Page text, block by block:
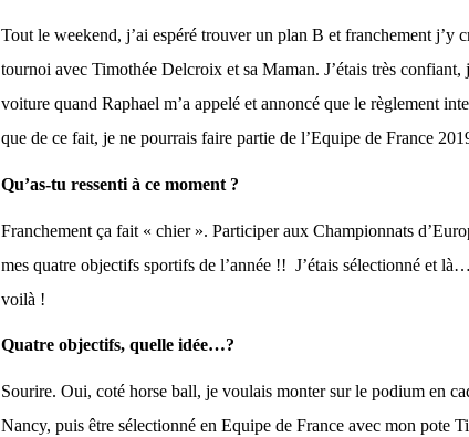
Tout le weekend, j’ai espéré trouver un plan B et franchement j’y
tournoi avec Timothée Delcroix et sa Maman. J’étais très confiant,
voiture quand Raphael m’a appelé et annoncé que le règlement
que de ce fait, je ne pourrais faire partie de l’Equipe de France
Qu’as-tu ressenti à ce moment ?
Franchement ça fait « chier ». Participer aux Championnats
mes quatre objectifs sportifs de l’année !! J’étais sélectionné et
voilà !
Quatre objectifs, quelle idée…?
Sourire. Oui, coté horse ball, je voulais monter sur le podium en
Nancy, puis être sélectionné en Equipe de France avec mon pote